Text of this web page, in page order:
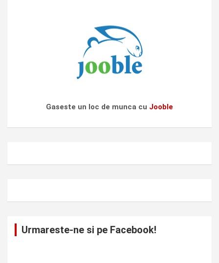
Gaseste un loc de munca cu Jooble
Urmareste-ne si pe Facebook!